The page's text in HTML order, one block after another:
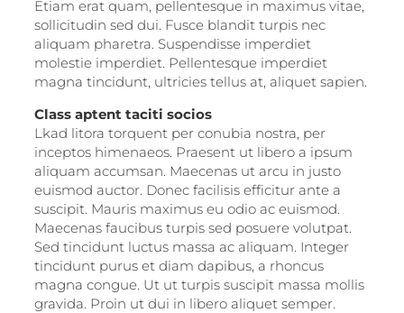
Etiam erat quam, pellentesque in maximus vitae,
sollicitudin sed dui. Fusce blandit turpis nec
aliquam pharetra. Suspendisse imperdiet
molestie imperdiet. Pellentesque imperdiet
magna tincidunt, ultricies tellus at, aliquet sapien.
Class aptent taciti socios
Lkad litora torquent per conubia nostra, per
inceptos himenaeos. Praesent ut libero a ipsum
aliquam accumsan. Maecenas ut arcu in justo
euismod auctor. Donec facilisis efficitur ante a
suscipit. Mauris maximus eu odio ac euismod.
Maecenas faucibus turpis sed posuere volutpat.
Sed tincidunt luctus massa ac aliquam. Integer
tincidunt purus et diam dapibus, a rhoncus
magna congue. Ut ut turpis suscipit massa mollis
gravida. Proin ut dui in libero aliquet semper.